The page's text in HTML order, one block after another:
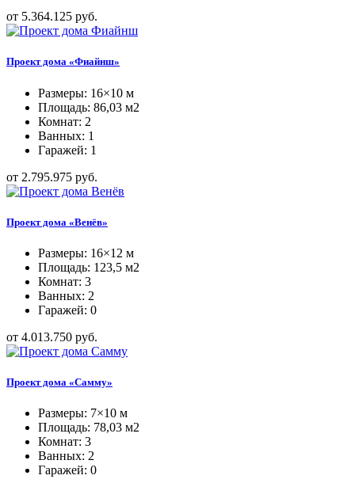
от 5.364.125 руб.
Проект дома «Фиайнш»
Размеры: 16×10 м
Площадь: 86,03 м2
Комнат: 2
Ванных: 1
Гаражей: 1
от 2.795.975 руб.
Проект дома «Венёв»
Размеры: 16×12 м
Площадь: 123,5 м2
Комнат: 3
Ванных: 2
Гаражей: 0
от 4.013.750 руб.
Проект дома «Самму»
Размеры: 7×10 м
Площадь: 78,03 м2
Комнат: 3
Ванных: 2
Гаражей: 0